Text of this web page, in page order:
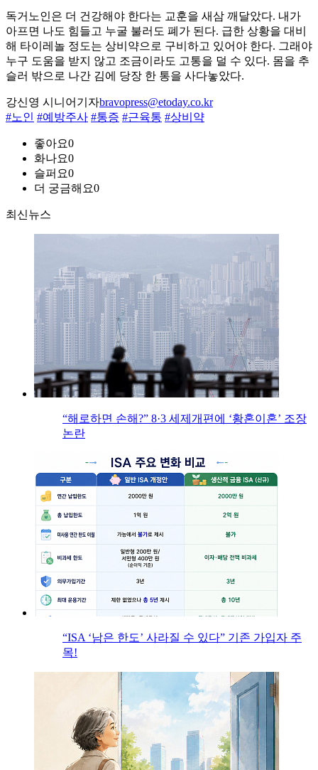
독거노인은 더 건강해야 한다는 교훈을 새삼 깨달았다. 내가
아프면 나도 힘들고 누굴 불러도 폐가 된다. 급한 상황을 대비
해 타이레놀 정도는 상비약으로 구비하고 있어야 한다. 그래야
누구 도움을 받지 않고 조금이라도 고통을 덜 수 있다. 몸을 추
슬러 밖으로 나간 김에 당장 한 통을 사다놓았다.
강신영 시니어기자bravopress@etoday.co.kr
#노인 #예방주사 #통증 #근육통 #상비약
좋아요0
화나요0
슬퍼요0
더 궁금해요0
최신뉴스
“해로하면 손해?” 8·3 세제개편에 ‘황혼이혼’ 조장
논란
“ISA ‘남은 한도’ 사라질 수 있다” 기존 가입자 주
목!